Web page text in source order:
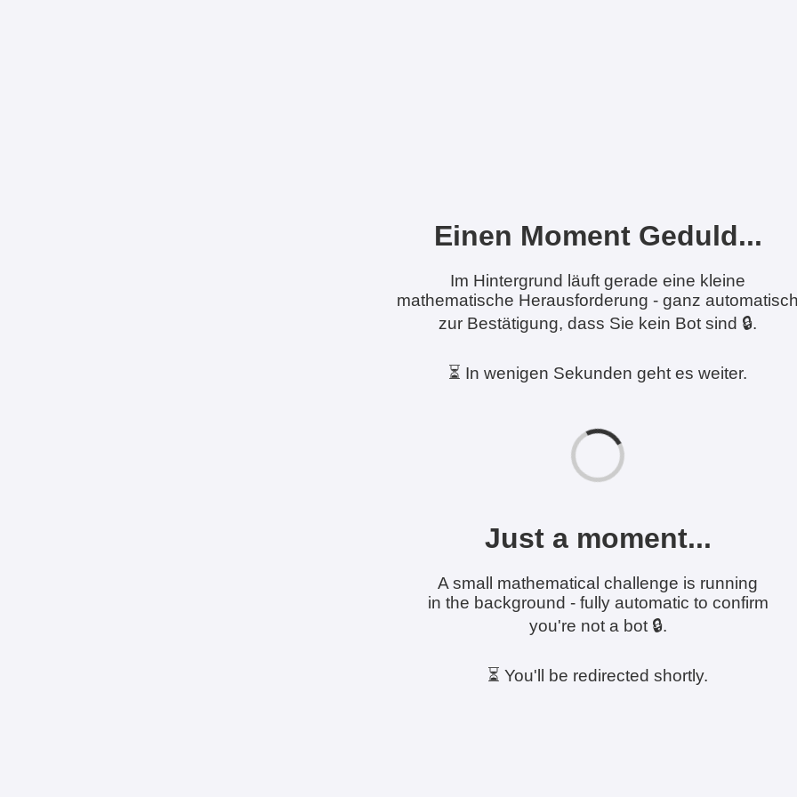
Einen Moment Geduld...
Im Hintergrund läuft gerade eine kleine
mathematische Herausforderung - ganz
zur Bestätigung, dass Sie kein Bot sind 🔒.
⏳ In wenigen Sekunden geht es weiter.
Just a moment...
A small mathematical challenge is running
in the background - fully automatic to confirm
you're not a bot 🔒.
⏳ You'll be redirected shortly.